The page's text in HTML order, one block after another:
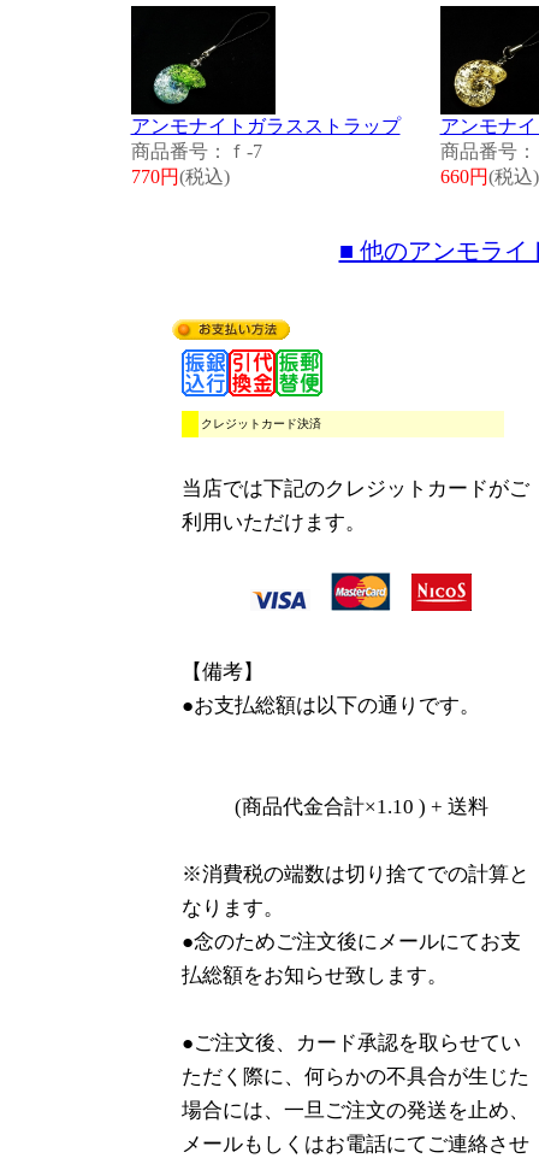
アンモナイトガラスストラップ
商品番号：ｆ-7
770円(税込)
アンモナ
商品番号：
660円(税込)
■ 他のアンモライ